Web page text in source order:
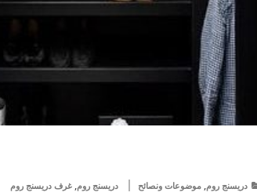
دريسنج روم, موضوعات ونصائح دريسنج روم, غرف دريسنج روم